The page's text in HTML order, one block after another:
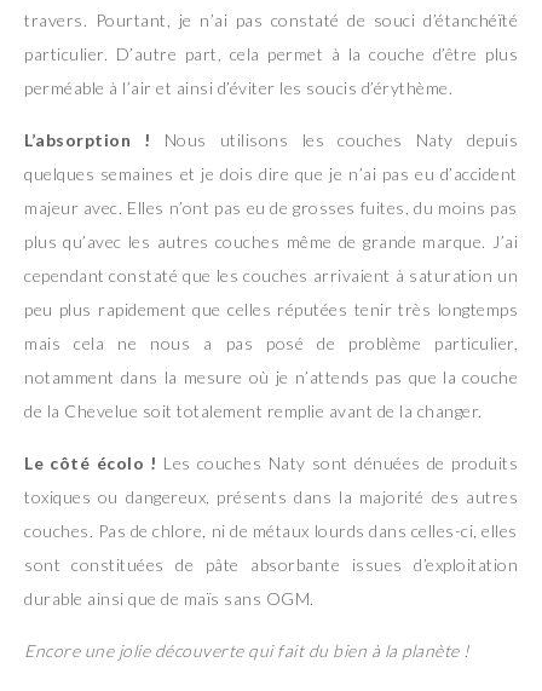
travers. Pourtant, je n’ai pas constaté de souci d’étanchéïté
particulier. D’autre part, cela permet à la couche d’être plus
perméable à l’air et ainsi d’éviter les soucis d’érythème.
L’absorption ! Nous utilisons les couches Naty depuis
quelques semaines et je dois dire que je n’ai pas eu d’accident
majeur avec. Elles n’ont pas eu de grosses fuites, du moins pas
plus qu’avec les autres couches même de grande marque. J’ai
cependant constaté que les couches arrivaient à saturation un
peu plus rapidement que celles réputées tenir très longtemps
mais cela ne nous a pas posé de problème particulier,
notamment dans la mesure où je n’attends pas que la couche
de la Chevelue soit totalement remplie avant de la changer.
Le côté écolo ! Les couches Naty sont dénuées de produits
toxiques ou dangereux, présents dans la majorité des autres
couches. Pas de chlore, ni de métaux lourds dans celles-ci, elles
sont constituées de pâte absorbante issues d’exploitation
durable ainsi que de maïs sans OGM.
Encore une jolie découverte qui fait du bien à la planète !